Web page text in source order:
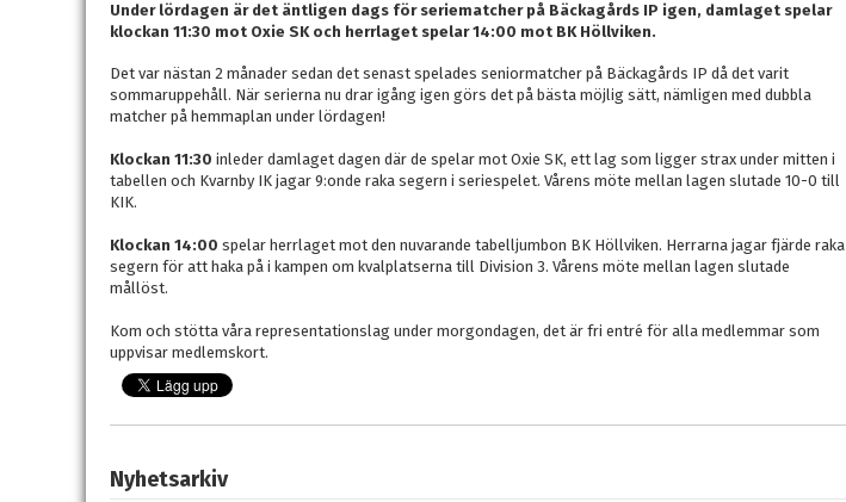
Under lördagen är det äntligen dags för seriematcher på Bäckagårds IP igen, damlaget spelar
klockan 11:30 mot Oxie SK och herrlaget spelar 14:00 mot BK Höllviken.
Det var nästan 2 månader sedan det senast spelades seniormatcher på Bäckagårds IP då det varit
sommaruppehåll. När serierna nu drar igång igen görs det på bästa möjlig sätt, nämligen med dubbla
matcher på hemmaplan under lördagen!
Klockan 11:30 inleder damlaget dagen där de spelar mot Oxie SK, ett lag som ligger strax under mitten i
tabellen och Kvarnby IK jagar 9:onde raka segern i seriespelet. Vårens möte mellan lagen slutade 10-0 till
KIK.
Klockan 14:00 spelar herrlaget mot den nuvarande tabelljumbon BK Höllviken. Herrarna jagar fjärde raka
segern för att haka på i kampen om kvalplatserna till Division 3. Vårens möte mellan lagen slutade
mållöst.
Kom och stötta våra representationslag under morgondagen, det är fri entré för alla medlemmar som
uppvisar medlemskort.
Nyhetsarkiv